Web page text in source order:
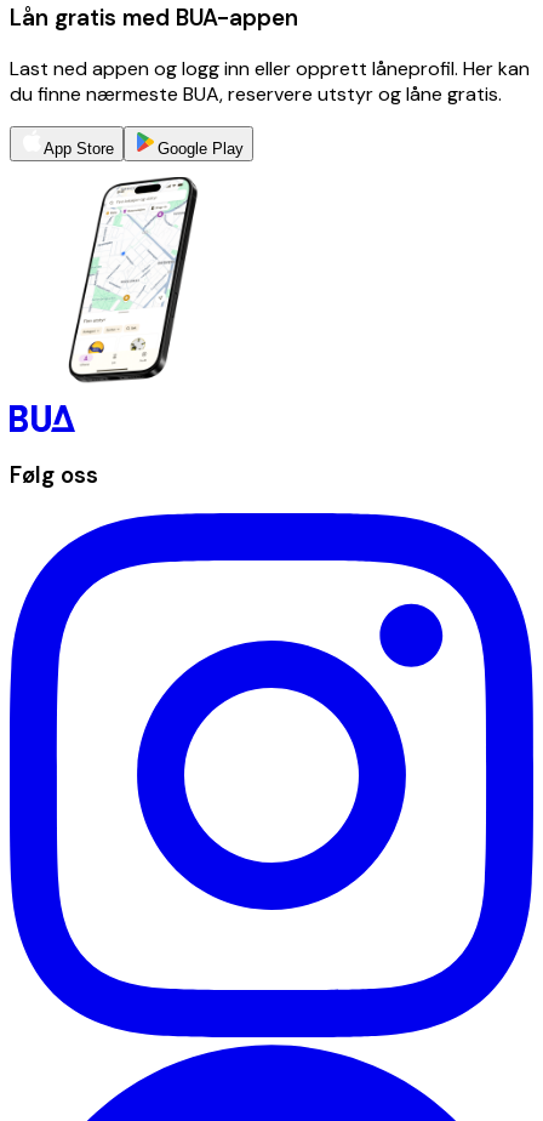
Lån gratis med BUA-appen
Last ned appen og logg inn eller opprett låneprofil. Her kan
du finne nærmeste BUA, reservere utstyr og låne gratis.
App Store Google Play
Følg oss